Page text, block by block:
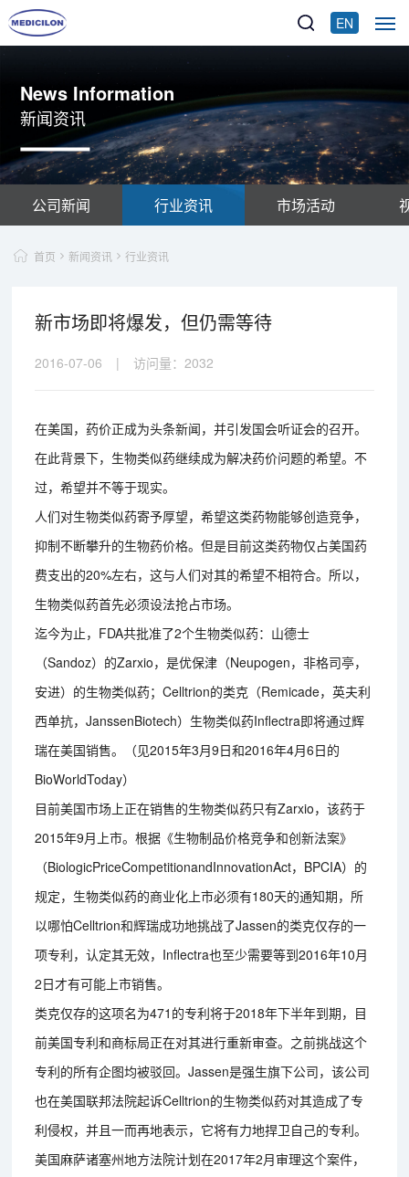
EN
News Information
新闻资讯
公司新闻 行业资讯 市场活动
首页 新闻资讯 行业资讯
新市场即将爆发，但仍需等待
2016-07-06 | 访问量： 2032
在美国，药价正成为头条新闻，并引发国会听证会的召开。
在此背景下，生物类似药继续成为解决药价问题的希望。不
过，希望并不等于现实。
人们对生物类似药寄予厚望，希望这类药物能够创造竞争，
抑制不断攀升的生物药价格。但是目前这类药物仅占美国药
费支出的20%左右，这与人们对其的希望不相符合。所以，
生物类似药首先必须设法抢占市场。
迄今为止，FDA共批准了2个生物类似药：山德士
（Sandoz）的Zarxio，是优保津（Neupogen，非格司亭，
安进）的生物类似药；Celltrion的类克（Remicade，英夫利
西单抗，JanssenBiotech）生物类似药Inflectra即将通过辉
瑞在美国销售。（见2015年3月9日和2016年4月6日的
BioWorldToday）
目前美国市场上正在销售的生物类似药只有Zarxio，该药于
2015年9月上市。根据《生物制品价格竞争和创新法案》
（BiologicPriceCompetitionandInnovationAct，BPCIA）的
规定，生物类似药的商业化上市必须有180天的通知期，所
以哪怕Celltrion和辉瑞成功地挑战了Jassen的类克仅存的一
项专利，认定其无效，Inflectra也至少需要等到2016年10月
2日才有可能上市销售。
类克仅存的这项名为471的专利将于2018年下半年到期，目
前美国专利和商标局正在对其进行重新审查。之前挑战这个
专利的所有企图均被驳回。Jassen是强生旗下公司，该公司
也在美国联邦法院起诉Celltrion的生物类似药对其造成了专
利侵权，并且一而再地表示，它将有力地捍卫自己的专利。
美国麻萨诸塞州地方法院计划在2017年2月审理这个案件，